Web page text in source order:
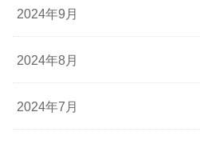
2024年9月
2024年8月
2024年7月